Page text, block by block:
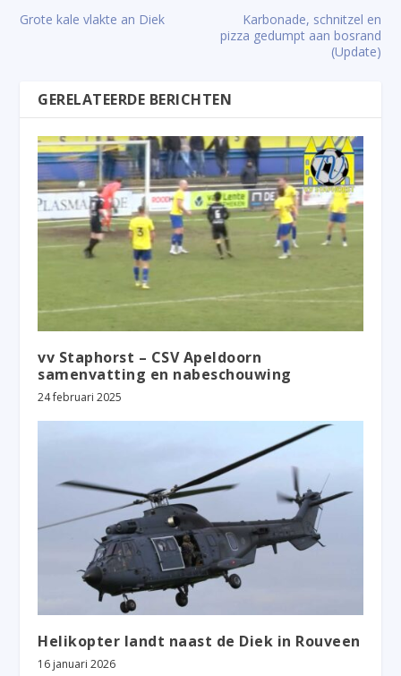
Grote kale vlakte an Diek
Karbonade, schnitzel en
pizza gedumpt aan bosrand
(Update)
GERELATEERDE BERICHTEN
vv Staphorst – CSV Apeldoorn
samenvatting en nabeschouwing
24 februari 2025
Helikopter landt naast de Diek in Rouveen
16 januari 2026